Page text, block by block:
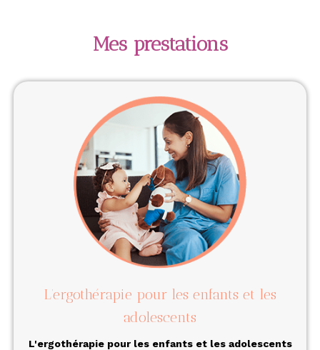
Mes prestations
L’ergothérapie pour les enfants et les
adolescents
L'ergothérapie pour les enfants et les adolescents